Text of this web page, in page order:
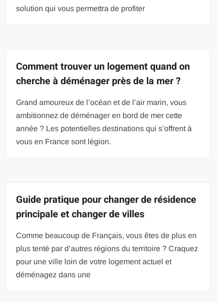
solution qui vous permettra de profiter
Comment trouver un logement quand on
cherche à déménager près de la mer ?
Grand amoureux de l’océan et de l’air marin, vous
ambitionnez de déménager en bord de mer cette
année ? Les potentielles destinations qui s’offrent à
vous en France sont légion.
Guide pratique pour changer de résidence
principale et changer de villes
Comme beaucoup de Français, vous êtes de plus en
plus tenté par d’autres régions du territoire ? Craquez
pour une ville loin de votre logement actuel et
déménagez dans une